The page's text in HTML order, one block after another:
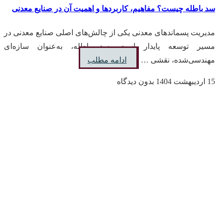
سد باطله چیست؟ مفاهیم، کاربردها و اهمیت آن در صنایع معدنی
مدیریت پسماندهای معدنی یکی از چالش‌های اصلی صنایع معدنی در
مسیر توسعه پایدار است. سد باطله، به‌عنوان سازه‌ای
مهندسی‌شده، نقشی …
ادامه مطلب
15 اردیبهشت 1404 بدون دیدگاه